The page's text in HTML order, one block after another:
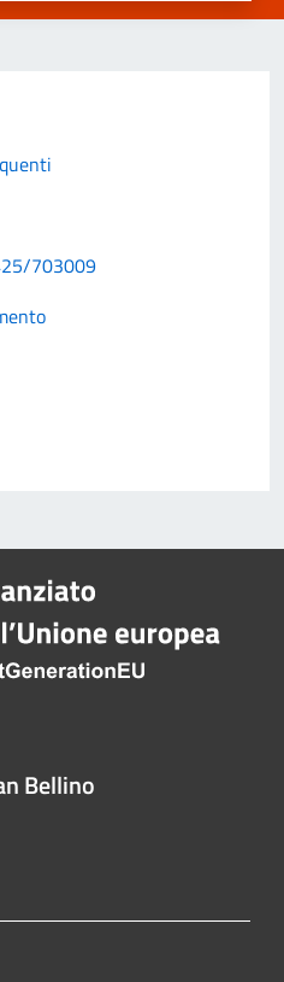
703009
Bellino